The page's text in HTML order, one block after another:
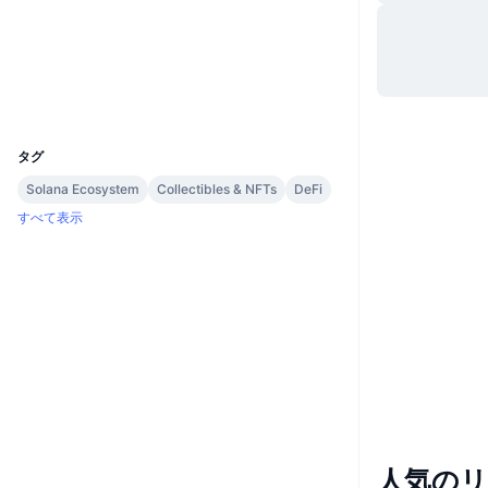
タグ
Solana Ecosystem
Collectibles & NFTs
DeFi
すべて表示
人気の